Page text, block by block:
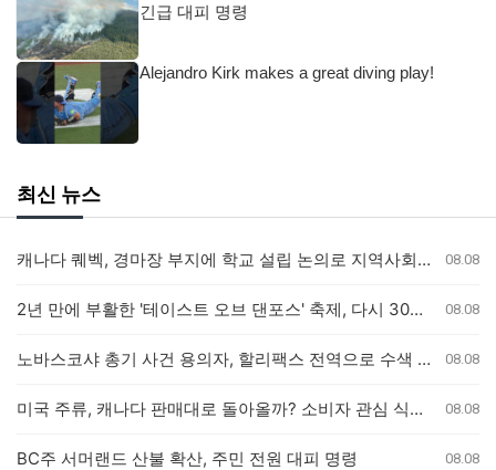
긴급 대피 명령
Alejandro Kirk makes a great diving play!
최신 뉴스
캐나다 퀘벡, 경마장 부지에 학교 설립 논의로 지역사회 갈등 08.08
2년 만에 부활한 '테이스트 오브 댄포스' 축제, 다시 30년 이어가길 08.08
노바스코샤 총기 사건 용의자, 할리팩스 전역으로 수색 확대 08.08
미국 주류, 캐나다 판매대로 돌아올까? 소비자 관심 식었나 08.08
BC주 서머랜드 산불 확산, 주민 전원 대피 명령 08.08